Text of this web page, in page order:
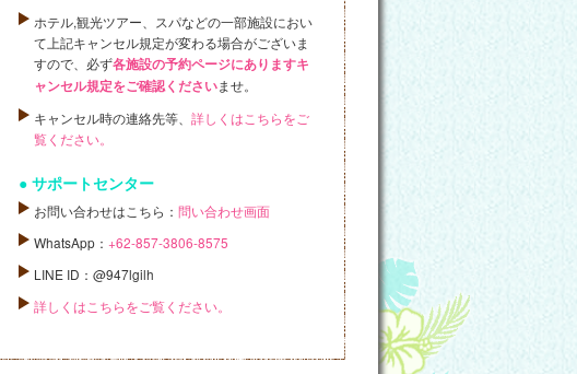
ホテル,観光ツアー、スパなどの一部施設におい
て上記キャンセル規定が変わる場合がございま
すので、必ず各施設の予約ページにありますキ
ャンセル規定をご確認くださいませ。
キャンセル時の連絡先等、詳しくはこちらをご
覧ください。
サポートセンター
お問い合わせはこちら：問い合わせ画面
WhatsApp：+62-857-3806-8575
LINE ID：@947lgilh
詳しくはこちらをご覧ください。